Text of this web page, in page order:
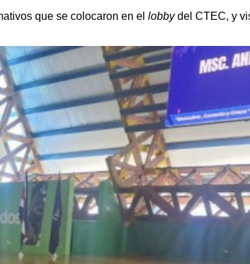
que se colocaron en el lobbydel CTEC, y